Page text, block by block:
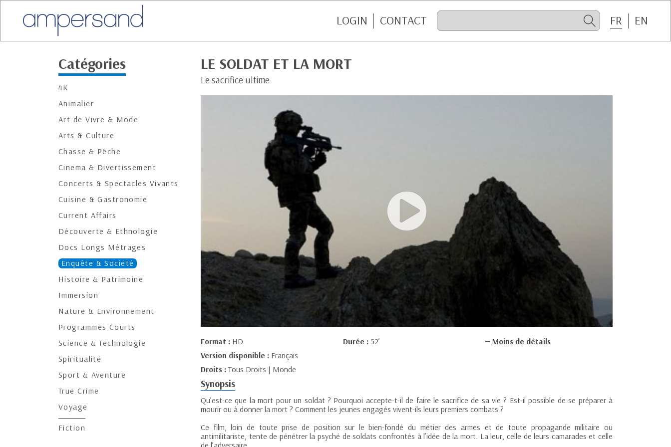
LOGIN CONTACT FR EN
Catégories
4K
Animalier
Art de Vivre & Mode
Arts & Culture
Chasse & Pêche
Cinema & Divertissement
Concerts & Spectacles Vivants
Cuisine & Gastronomie
Current Affairs
Découverte & Ethnologie
Docs Longs Métrages
Enquête & Société
Histoire & Patrimoine
Immersion
Nature & Environnement
Programmes Courts
Science & Technologie
Spiritualité
Sport & Aventure
True Crime
Voyage
Fiction
LE SOLDAT ET LA MORT
Le sacrifice ultime
Format : HD Durée : 52’
Moins de détails
Version disponible : Français
Droits :Tous Droits | Monde
Synopsis
Qu’est-ce que la mort pour un soldat ? Pourquoi accepte-t-il de faire le sacrifice de sa vie ? Est-il possible de se préparer à
mourir ou à donner la mort ? Comment les jeunes engagés vivent-ils leurs premiers combats ?
Ce film, loin de toute prise de position sur le bien-fondé du métier des armes et de toute propagande militaire ou
antimilitariste, tente de pénétrer la psyché de soldats confrontés à l’idée de la mort. La leur, celle de leurs camarades et celle